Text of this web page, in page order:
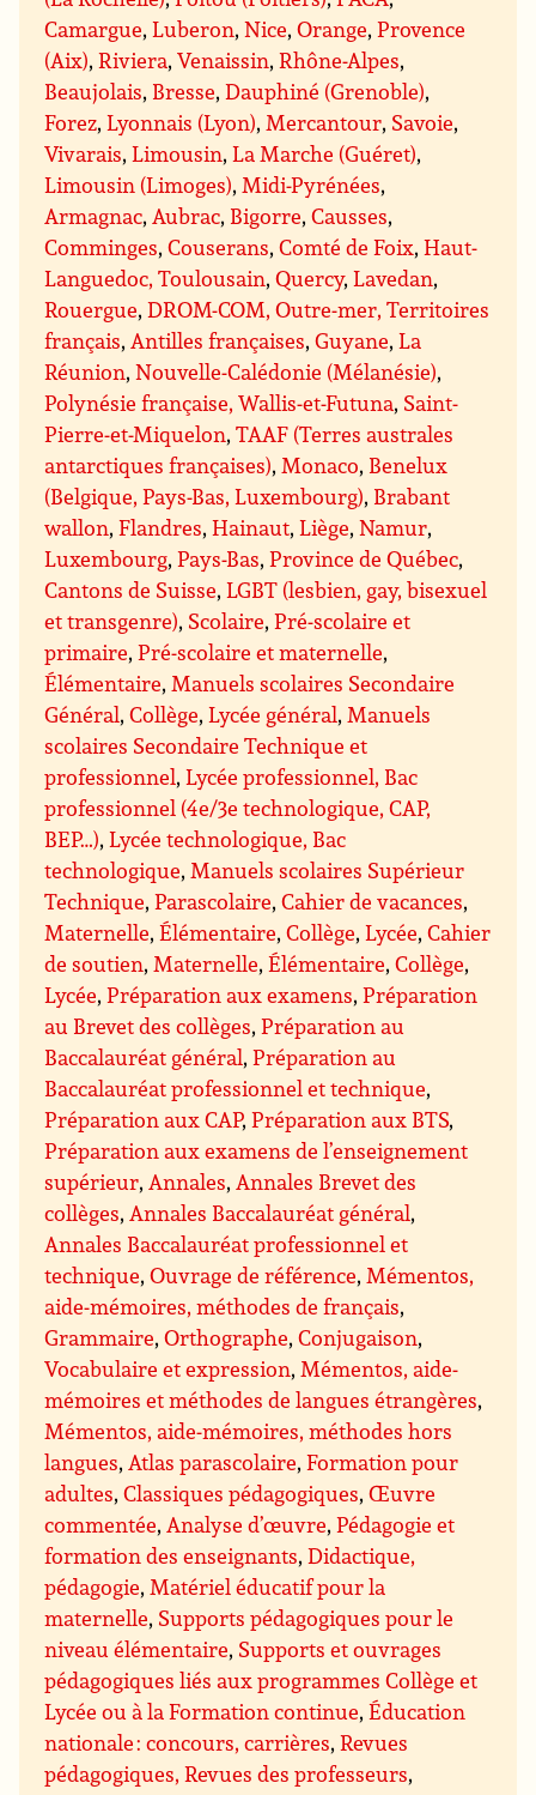
Camargue,Luberon,Nice,Orange,Provence
(Aix),Riviera,Venaissin,Rhône-Alpes,
Beaujolais, Bresse,Dauphiné (Grenoble),
Forez,Lyonnais (Lyon), Mercantour, Savoie,
Vivarais,Limousin,La Marche (Guéret),
Limousin (Limoges), Midi-Pyrénées,
Armagnac, Aubrac, Bigorre,Causses,
Comminges,Couserans,Comté de Foix,Haut-
Languedoc, Toulousain,Quercy,Lavedan,
Rouergue,DROM-COM, Outre-mer, Territoires
français, Antilles françaises,Guyane,La
Réunion,Nouvelle-Calédonie (Mélanésie),
Polynésie française, Wallis-et-Futuna, Saint-
Pierre-et-Miquelon,TAAF (Terres australes
antarctiques françaises), Monaco, Benelux
(Belgique, Pays-Bas, Luxembourg), Brabant
wallon,Flandres,Hainaut,Liège,Namur,
Luxembourg,Pays-Bas,Province de Québec,
Cantons de Suisse,LGBT (lesbien, gay, bisexuel
et transgenre), Scolaire,Pré-scolaire et
primaire,Pré-scolaire et maternelle,
Élémentaire, Manuels scolaires Secondaire
Général,Collège,Lycée général, Manuels
scolaires Secondaire Technique et
professionnel,Lycée professionnel, Bac
professionnel (4e/3e technologique, CAP,
BEP…),Lycée technologique, Bac
technologique, Manuels scolaires Supérieur
Technique,Parascolaire,Cahier de vacances,
Maternelle,Élémentaire,Collège,Lycée,Cahier
de soutien, Maternelle,Élémentaire,Collège,
Lycée,Préparation aux examens,Préparation
au Brevet des collèges,Préparation au
Baccalauréat général,Préparation au
Baccalauréat professionnel et technique,
Préparation aux CAP,Préparation aux BTS,
Préparation aux examens de l’enseignement
supérieur, Annales, Annales Brevet des
collèges, Annales Baccalauréat général,
Annales Baccalauréat professionnel et
technique,Ouvrage de référence, Mémentos,
aide-mémoires, méthodes de français,
Grammaire,Orthographe,Conjugaison,
Vocabulaire et expression, Mémentos, aide-
mémoires et méthodes de langues étrangères,
Mémentos, aide-mémoires, méthodes hors
langues, Atlas parascolaire,Formation pour
adultes,Classiques pédagogiques,Œuvre
commentée, Analyse d’œuvre,Pédagogie et
formation des enseignants,Didactique,
pédagogie, Matériel éducatif pour la
maternelle, Supports pédagogiques pour le
niveau élémentaire, Supports et ouvrages
pédagogiques liés aux programmes Collège et
Lycée ou à la Formation continue,Éducation
nationale : concours, carrières,Revues
pédagogiques, Revues des professeurs,